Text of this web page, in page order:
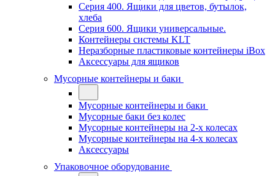
Серия 400. Ящики для цветов, бутылок,
хлеба
Серия 600. Ящики универсальные.
Контейнеры системы KLT
Неразборные пластиковые контейнеры iBox
Аксессуары для ящиков
Мусорные контейнеры и баки
Мусорные контейнеры и баки
Мусорные баки без колес
Мусорные контейнеры на 2-х колесах
Мусорные контейнеры на 4-х колесах
Аксессуары
Упаковочное оборудование